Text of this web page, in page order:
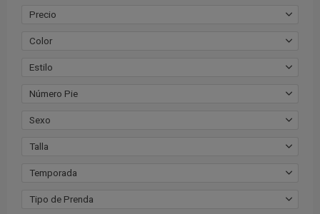
Precio
Color
Estilo
Número Pie
Sexo
Talla
Temporada
Tipo de Prenda